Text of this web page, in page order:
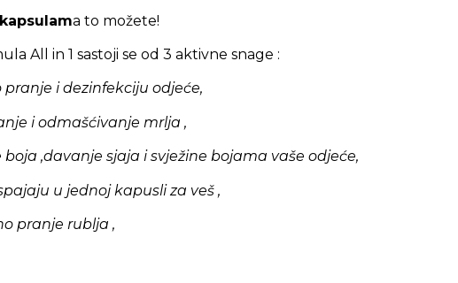
a to možete!
All in 1 sastoji se od 3 aktivne snage :
i dezinfekciju odjeće,
i odmašćivanje mrlja ,
boja ,davanje sjaja i svježine bojama vaše odjeće,
u jednoj kapusli za veš ,
pranje rublja ,